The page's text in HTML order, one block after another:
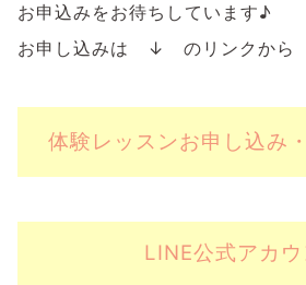
お申込みをお待ちしています♪
お申し込みは ↓ のリンクから
体験レッスンお申し込み
LINE公式アカウ